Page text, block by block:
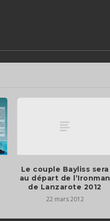
Le couple Bayliss sera
au départ de l’Ironman
de Lanzarote 2012
22 mars 2012